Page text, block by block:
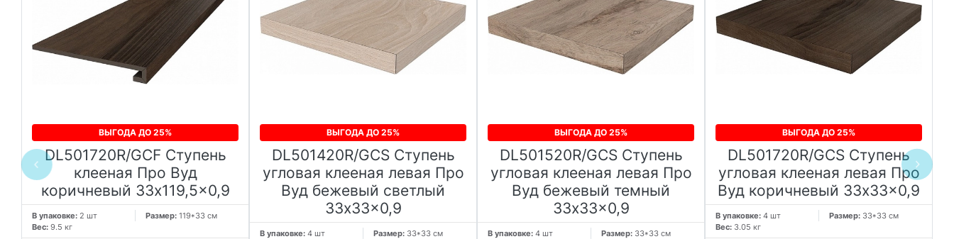
ВЫГОДА ДО 25%
DL501720R/GCF Ступень
клееная Про Вуд
коричневый 33x119,5x0,9
В упаковке: 2 шт Размер: 119*33 см
Вес: 9.5 кг
ВЫГОДА ДО 25%
DL501420R/GCS Ступень
угловая клееная левая Про
Вуд бежевый светлый
33x33x0,9
В упаковке: 4 шт Размер: 33*33 см
ВЫГОДА ДО 25%
DL501520R/GCS Ступень
угловая клееная левая Про
Вуд бежевый темный
33x33x0,9
В упаковке: 4 шт Размер: 33*33 см
ВЫГОДА ДО 25%
DL501720R/GCS Ступень
угловая клееная левая Про
Вуд коричневый 33x33x0,9
В упаковке: 4 шт Размер: 33*33 см
Вес: 3.05 кг